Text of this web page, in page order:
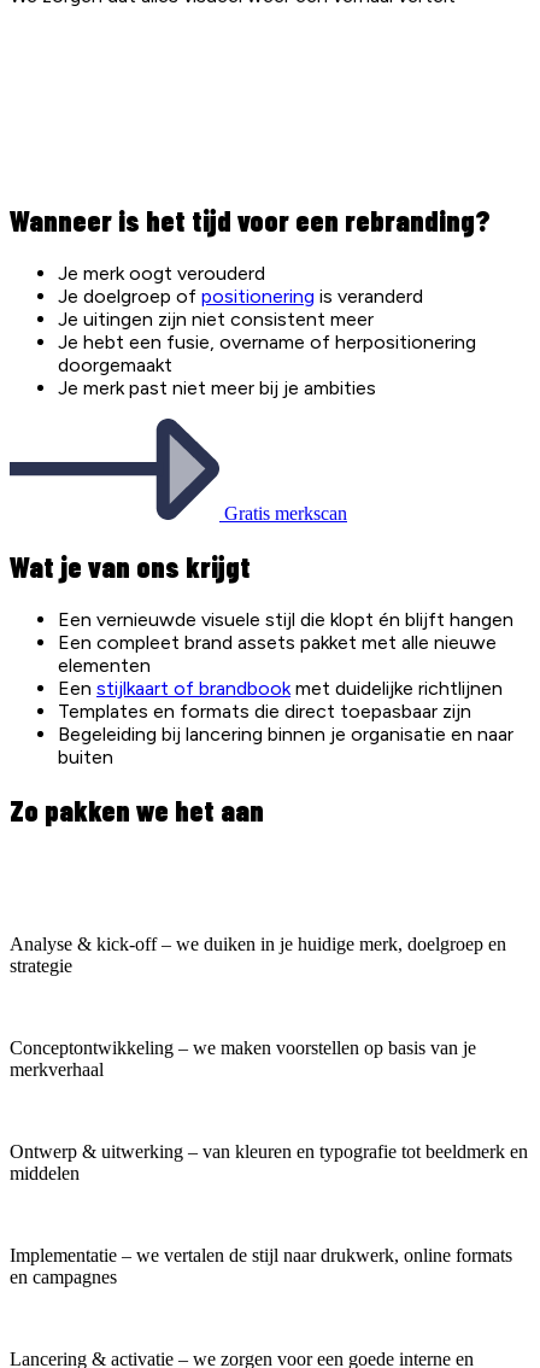
Wanneer is het tijd voor een rebranding?
Je merk oogt verouderd
Je doelgroep of positionering is veranderd
Je uitingen zijn niet consistent meer
Je hebt een fusie, overname of herpositionering
doorgemaakt
Je merk past niet meer bij je ambities
Gratis merkscan
Wat je van ons krijgt
Een vernieuwde visuele stijl die klopt én blijft hangen
Een compleet brand assets pakket met alle nieuwe
elementen
Een stijlkaart of brandbookmet duidelijke richtlijnen
Templates en formats die direct toepasbaar zijn
Begeleiding bij lancering binnen je organisatie en naar
buiten
Zo pakken we het aan
Analyse & kick-off – we duiken in je huidige merk, doelgroep en
strategie
Conceptontwikkeling – we maken voorstellen op basis van je
merkverhaal
Ontwerp & uitwerking – van kleuren en typografie tot beeldmerk en
middelen
Implementatie – we vertalen de stijl naar drukwerk, online formats
en campagnes
Lancering & activatie – we zorgen voor een goede interne en